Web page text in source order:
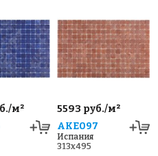
м²
5593 руб./м²
AKE097
Испания
313x495